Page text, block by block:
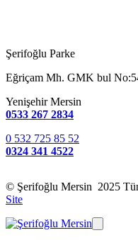
Şerifoğlu Parke
Eğriçam Mh. GMK bul
Yenişehir Mersin
0533 267 2834
0 532 725 85 52
0324 341 4522
© Şerifoğlu Mersin 2025
Site